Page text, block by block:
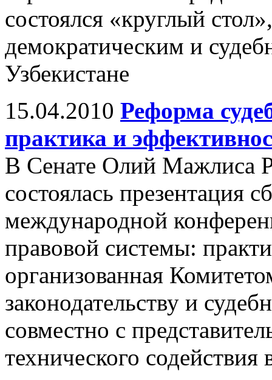
состоялся «круглый
демократическим и
Узбекистане
15.04.2010 Реформа
практика и
В Сенате Олий Мажлиса
состоялась презентация
международной
правовой системы:
организованная
законодательству и
совместно с
технического содействия